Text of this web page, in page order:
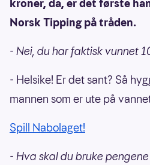
kroner, da, er det første
Norsk Tipping på tråden.
- Nei, du har faktisk vunnet
- Helsike! Er det sant? Så
mannen som er ute på
Spill Nabolaget!
- Hva skal du bruke